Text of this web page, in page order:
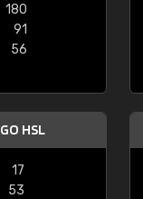
180
91
56
HSL
17
53